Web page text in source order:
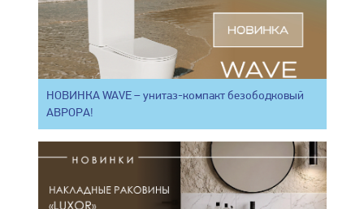
НОВИНКА WAVE – унитаз-компакт безободковый
АВРОРА!